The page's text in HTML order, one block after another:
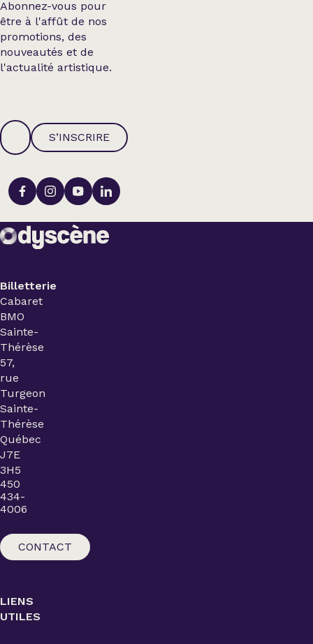
Abonnez-vous pour
être à l'affût de nos
promotions, des
nouveautés et de
l'actualité artistique.
S’INSCRIRE
Billetterie
Cabaret
BMO
Sainte-
Thérèse
57,
rue
Turgeon
Sainte-
Thérèse
Québec
J7E
3H5
450
434-
4006
CONTACT
LIENS
UTILES